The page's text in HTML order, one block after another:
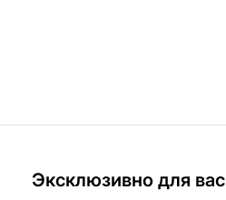
Эксклюзивно для вас